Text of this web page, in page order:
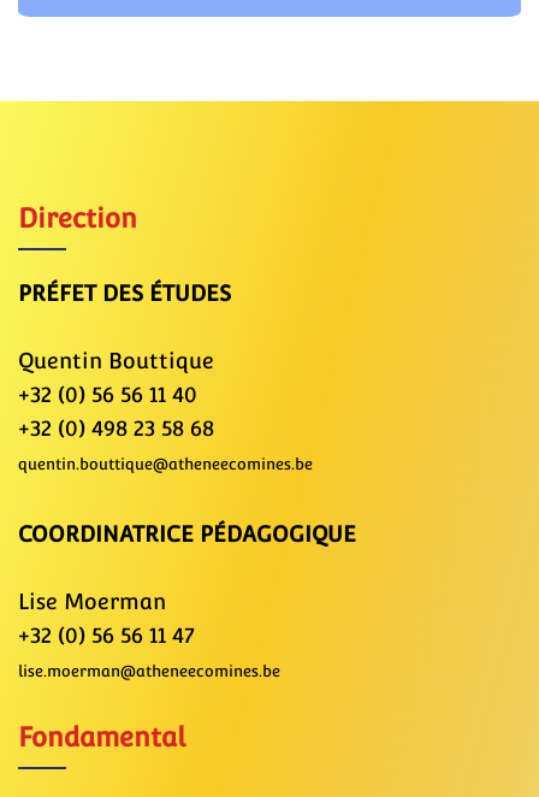
Direction
PRÉFET DES ÉTUDES
Quentin Bouttique
+32 (0) 56 56 11 40
+32 (0) 498 23 58 68
quentin.bouttique@atheneecomines.be
COORDINATRICE PÉDAGOGIQUE
Lise Moerman
+32 (0) 56 56 11 47
lise.moerman@atheneecomines.be
Fondamental